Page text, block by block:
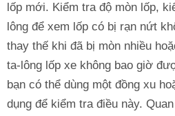
lốp mới. Kiểm tra độ mòn lốp,
lông để xem lốp có bị rạn nứt
thay thế khi đã bị mòn nhiều
ta-lông lốp xe không bao giờ
bạn có thể dùng một đồng xu
dụng để kiểm tra điều này.